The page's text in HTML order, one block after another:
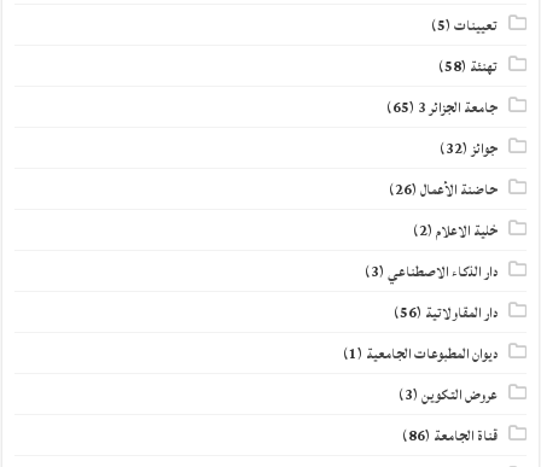
تعيينات(5)
تهنئة (58)
جامعة الجزائر 3 (65)
جوائز(32)
حاضنة الأعمال(26)
خلية الاعلام(2)
دار الذكاء الاصطناعي(3)
دار المقاولاتية (56)
ديوان المطبوعات الجامعية (1)
عروض التكوين(3)
قناة الجامعة (86)